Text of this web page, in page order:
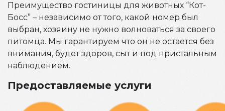
Преимущество гостиницы для животных “Кот-
Босс” – независимо от того, какой номер был
выбран, хозяину не нужно волноваться за своего
питомца. Мы гарантируем что он не остается без
внимания, будет здоров, сыт и под пристальным
наблюдением.
Предоставляемые услуги